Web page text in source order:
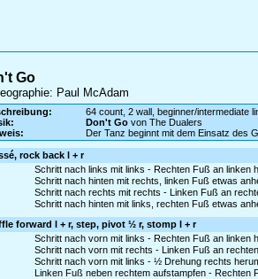
Go
Paul McAdam
64 count, 2 wall, beginner/intermediate
Don't Govon The Dualers
Der Tanz beginnt mit dem Einsatz des
rock back l + r
Schritt nach links mit links - Rechten Fuß an linken
Schritt nach hinten mit rechts, linken Fuß etwas
Schritt nach rechts mit rechts - Linken Fuß an
Schritt nach hinten mit links, rechten Fuß etwas
forward l + r, step, pivot ½ r, stomp l + r
Schritt nach vorn mit links - Rechten Fuß an linken
Schritt nach vorn mit rechts - Linken Fuß an
Schritt nach vorn mit links - ½ Drehung rechts
Linken Fuß neben rechtem aufstampfen - Rechten